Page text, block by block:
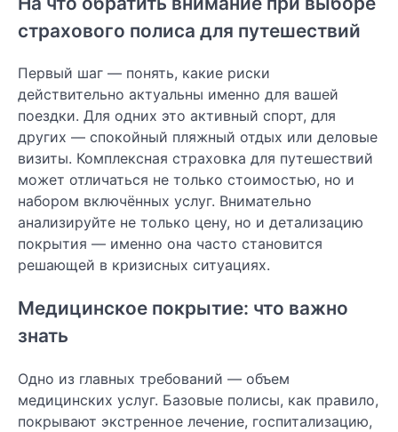
страхового полиса для путешествий
Первый шаг — понять, какие риски
действительно актуальны именно для вашей
поездки. Для одних это активный спорт, для
других — спокойный пляжный отдых или деловые
визиты. Комплексная страховка для путешествий
может отличаться не только стоимостью, но и
набором включённых услуг. Внимательно
анализируйте не только цену, но и детализацию
покрытия — именно она часто становится
решающей в кризисных ситуациях.
Медицинское покрытие: что важно
знать
Одно из главных требований — объем
медицинских услуг. Базовые полисы, как правило,
покрывают экстренное лечение, госпитализацию,